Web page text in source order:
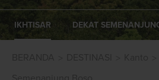
IKHTISAR DEKAT